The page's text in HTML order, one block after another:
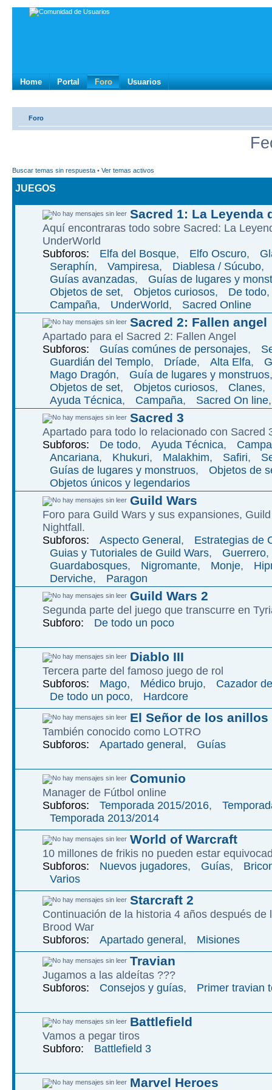
Home Portal Foro Usuarios
Foro
Buscar temas sin respuesta • Ver temas activos
JUEGOS
Sacred 1: La Leyenda
Aquí­ encontraras todo sobre Sacred: La
UnderWorld
Subforos:
Elfa del Bosque, Elfo Oscuro,
Seraphí­n, Vampiresa, Diablesa / Súcubo,
Guí­as avanzadas,
Guí­as de lugares y
Objetos de set, Objetos curiosos, De todo,
Campaña, UnderWorld, Sacred Online
Sacred 2: Fallen angel
Apartado para el Sacred 2: Fallen Angel
Subforos:
Guías comúnes de personajes,
Guardián del Templo, Dríade, Alta Elfa,
Mago Dragón, Guía de lugares y monstruos
Objetos de set, Objetos curiosos, Clanes,
Ayuda Técnica, Campaña, Sacred On line
Sacred 3
Apartado para todo lo relacionado con Sacred
Subforos:
De todo, Ayuda Técnica,
Ancariana, Khukuri, Malakhim, Safiri,
Guías de lugares y monstruos,
Objetos de
Objetos únicos y legendarios
Guild Wars
Foro para Guild Wars y sus expansiones,
Nightfall.
Subforos:
Aspecto General ,
Estrategias de
Guias y Tutoriales de Guild Wars, Guerrero,
Guardabosques, Nigromante, Monje,
Derviche, Paragon
Guild Wars 2
Segunda parte del juego que transcurre en
Subforo:
De todo un poco
Diablo III
Tercera parte del famoso juego de rol
Subforos:
Mago, Médico brujo,
Cazador
De todo un poco, Hardcore
El Señor de los anillos
También conocido como LOTRO
Subforos:
Apartado general , Guías
Comunio
Manager de Fútbol online
Subforos:
Temporada 2015/2016,
Temporada 2013/2014
World of Warcraft
10 millones de frikis no pueden estar
Subforos:
Nuevos jugadores, Guías,
Varios
Starcraft 2
Continuación de la historia 4 años después
Brood War
Subforos:
Apartado general , Misiones
Travian
Jugamos a las aldeítas ???
Subforos:
Consejos y guías, Primer travian
Battlefield
Vamos a pegar tiros
Subforo:
Battlefield 3
Marvel Heroes